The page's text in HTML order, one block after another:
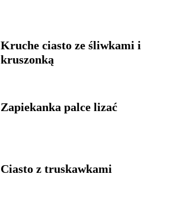
Kruche ciasto ze śliwkami i
kruszonką
Zapiekanka palce lizać
Ciasto z truskawkami